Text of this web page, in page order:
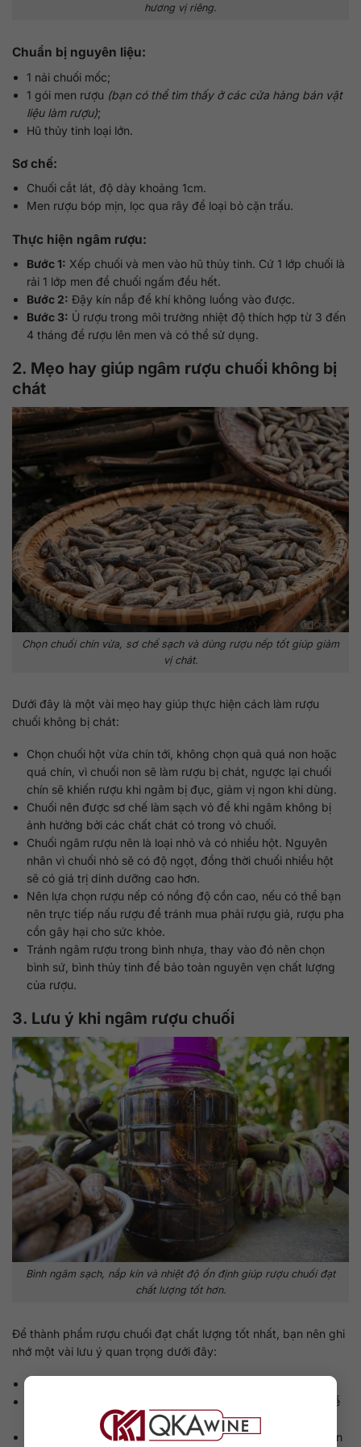
hương vị riêng.
Chuẩn bị nguyên liệu:
1 nải chuối mốc;
1 gói men rượu (bạn có thể tìm thấy ở các cửa hàng bán vật
liệu làm rượu);
Hũ thủy tinh loại lớn.
Sơ chế:
Chuối cắt lát, độ dày khoảng 1cm.
Men rượu bóp mịn, lọc qua rây để loại bỏ cặn trấu.
Thực hiện ngâm rượu:
Bước 1: Xếp chuối và men vào hũ thủy tinh. Cứ 1 lớp chuối là
rải 1 lớp men để chuối ngấm đều hết.
Bước 2: Đậy kín nắp để khí không luồng vào được.
Bước 3: Ủ rượu trong môi trường nhiệt độ thích hợp từ 3 đến
4 tháng để rượu lên men và có thể sử dụng.
2. Mẹo hay giúp ngâm rượu chuối không bị
chát
Chọn chuối chín vừa, sơ chế sạch và dùng rượu nếp tốt giúp giảm
vị chát.
Dưới đây là một vài mẹo hay giúp thực hiện cách làm rượu
chuối không bị chát:
Chọn chuối hột vừa chín tới, không chọn quả quá non hoặc
quá chín, vì chuối non sẽ làm rượu bị chát, ngược lại chuối
chín sẽ khiến rượu khi ngâm bị đục, giảm vị ngon khi dùng.
Chuối nên được sơ chế làm sạch vỏ để khi ngâm không bị
ảnh hưởng bởi các chất chát có trong vỏ chuối.
Chuối ngâm rượu nên là loại nhỏ và có nhiều hột. Nguyên
nhân vì chuối nhỏ sẽ có độ ngọt, đồng thời chuối nhiều hột
sẽ có giá trị dinh dưỡng cao hơn.
Nên lựa chọn rượu nếp có nồng độ cồn cao, nếu có thể bạn
nên trực tiếp nấu rượu để tránh mua phải rượu giả, rượu pha
cồn gây hại cho sức khỏe.
Tránh ngâm rượu trong bình nhựa, thay vào đó nên chọn
bình sứ, bình thủy tinh để bảo toàn nguyên vẹn chất lượng
của rượu.
3. Lưu ý khi ngâm rượu chuối
Bình ngâm sạch, nắp kín và nhiệt độ ổn định giúp rượu chuối đạt
chất lượng tốt hơn.
Để thành phẩm rượu chuối đạt chất lượng tốt nhất, bạn nên ghi
nhớ một vài lưu ý quan trọng dưới đây:
Vệ sinh dụng cụ như dao, muỗng, bình thủy tinh sạch sẽ để
tránh sự xâm nhập của vi khuẩn.
Ủ rượu trong môi trường có nhiệt độ thích hợp, tạo điều kiện